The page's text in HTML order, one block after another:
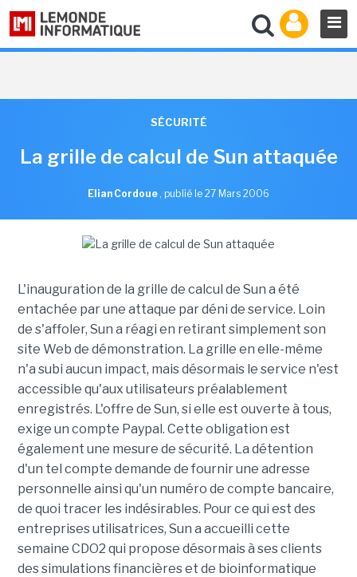
SÉCURITÉ
La grille de calcul de Sun attaquée
Elian Cordoue , publié le 27 Mars 2006
L'inauguration de la grille de calcul de Sun a été
entachée par une attaque par déni de service. Loin
de s'affoler, Sun a réagi en retirant simplement son
site Web de démonstration. La grille en elle-même
n'a subi aucun impact, mais désormais le service n'est
accessible qu'aux utilisateurs préalablement
enregistrés. L'offre de Sun, si elle est ouverte à tous,
exige un compte Paypal. Cette obligation est
également une mesure de sécurité. La détention
d'un tel compte demande de fournir une adresse
personnelle ainsi qu'un numéro de compte bancaire,
de quoi tracer les indésirables. Pour ce qui est des
entreprises utilisatrices, Sun a accueilli cette
semaine CDO2 qui propose désormais à ses clients
des simulations financières et de bioinformatique